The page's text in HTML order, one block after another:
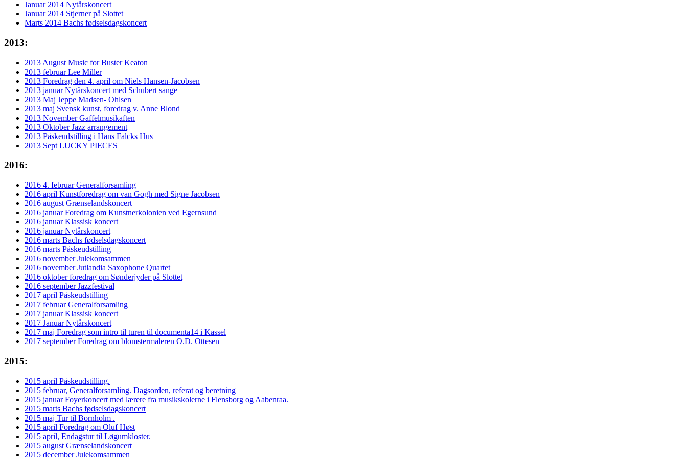
Januar 2014 Nytårskoncert
Januar 2014 Stjerner på Slottet
Marts 2014 Bachs fødselsdagskoncert
2013:
2013 August Music for Buster Keaton
2013 februar Lee Miller
2013 Foredrag den 4. april om Niels Hansen-Jacobsen
2013 januar Nytårskoncert med Schubert sange
2013 Maj Jeppe Madsen- Ohlsen
2013 maj Svensk kunst, foredrag v. Anne Blond
2013 November Gaffelmusikaften
2013 Oktober Jazz arrangement
2013 Påskeudstilling i Hans Falcks Hus
2013 Sept LUCKY PIECES
2016:
2016 4. februar Generalforsamling
2016 april Kunstforedrag om van Gogh med Signe Jacobsen
2016 august Grænselandskoncert
2016 januar Foredrag om Kunstnerkolonien ved Egernsund
2016 januar Klassisk koncert
2016 januar Nytårskoncert
2016 marts Bachs fødselsdagskoncert
2016 marts Påskeudstilling
2016 november Julekomsammen
2016 november Jutlandia Saxophone Quartet
2016 oktober foredrag om Sønderjyder på Slottet
2016 september Jazzfestival
2017 april Påskeudstilling
2017 februar Generalforsamling
2017 januar Klassisk koncert
2017 Januar Nytårskoncert
2017 maj Foredrag som intro til turen til documenta14 i Kassel
2017 september Foredrag om blomstermaleren O.D. Ottesen
2015:
2015 april Påskeudstilling.
2015 februar, Generalforsamling. Dagsorden, referat og beretning
2015 januar Foyerkoncert med lærere fra musikskolerne i Flensborg og Aabenraa.
2015 marts Bachs fødselsdagskoncert
2015 maj Tur til Bornholm .
2015 april Foredrag om Oluf Høst
2015 april, Endagstur til Løgumkloster.
2015 august Grænselandskoncert
2015 december Julekomsammen